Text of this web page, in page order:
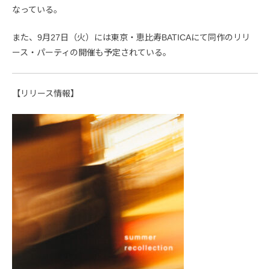
なっている。
また、9月27日（火）には東京・恵比寿BATICAにて同作のリリ
ース・パーティの開催も予定されている。
【リリース情報】